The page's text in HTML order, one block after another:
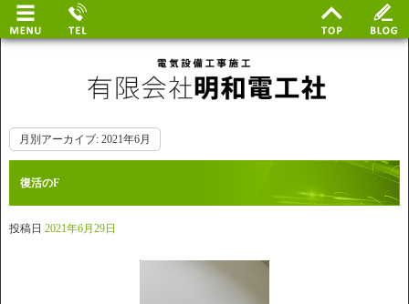
月別アーカイブ: 2021年6月
復活のF
投稿日 2021年6月29日